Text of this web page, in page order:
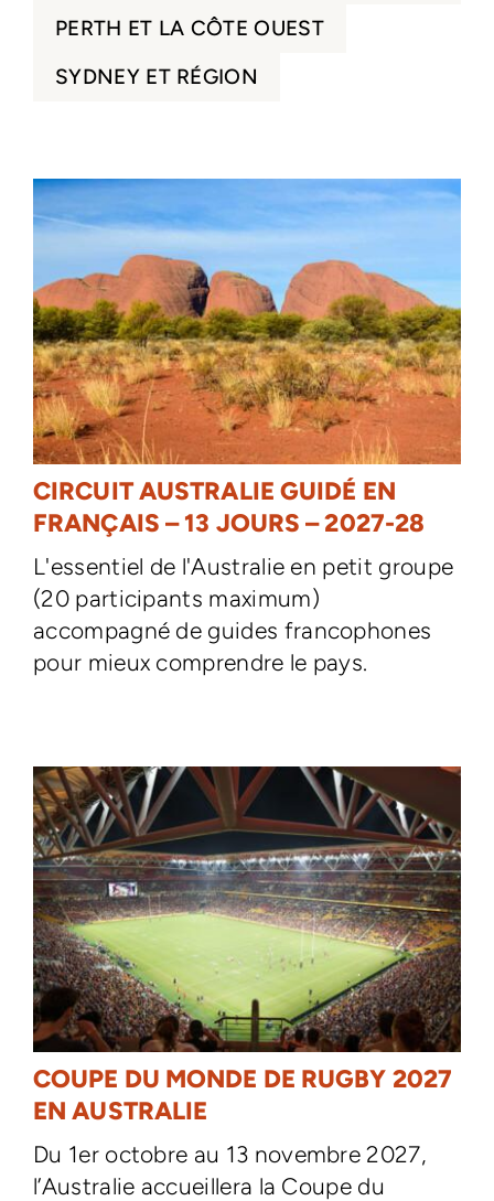
PERTH ET LA CÔTE OUEST
SYDNEY ET RÉGION
CIRCUIT AUSTRALIE GUIDÉ EN
FRANÇAIS – 13 JOURS – 2027-28
L'essentiel de l'Australie en petit groupe
(20 participants maximum)
accompagné de guides francophones
pour mieux comprendre le pays.
COUPE DU MONDE DE RUGBY 2027
EN AUSTRALIE
Du 1er octobre au 13 novembre 2027,
l’Australie accueillera la Coupe du